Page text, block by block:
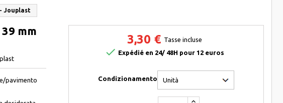
Jouplast
mm
pavimento
3,30 € Tasse incluse
 Expédié en 24/ 48H pour 12 euros
Condizionamento